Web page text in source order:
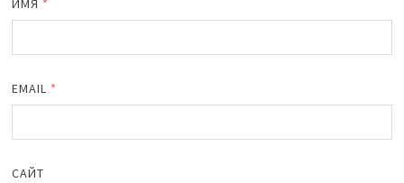
ИМЯ *
EMAIL *
САЙТ